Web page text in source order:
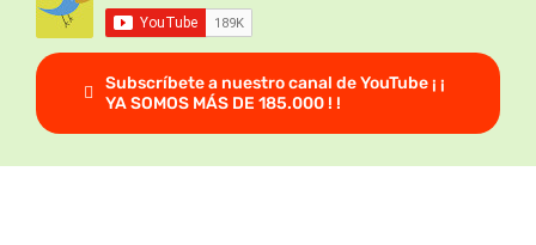
Subscríbete a nuestro canal de YouTube ¡ ¡
YA SOMOS MÁS DE 185.000 ! !